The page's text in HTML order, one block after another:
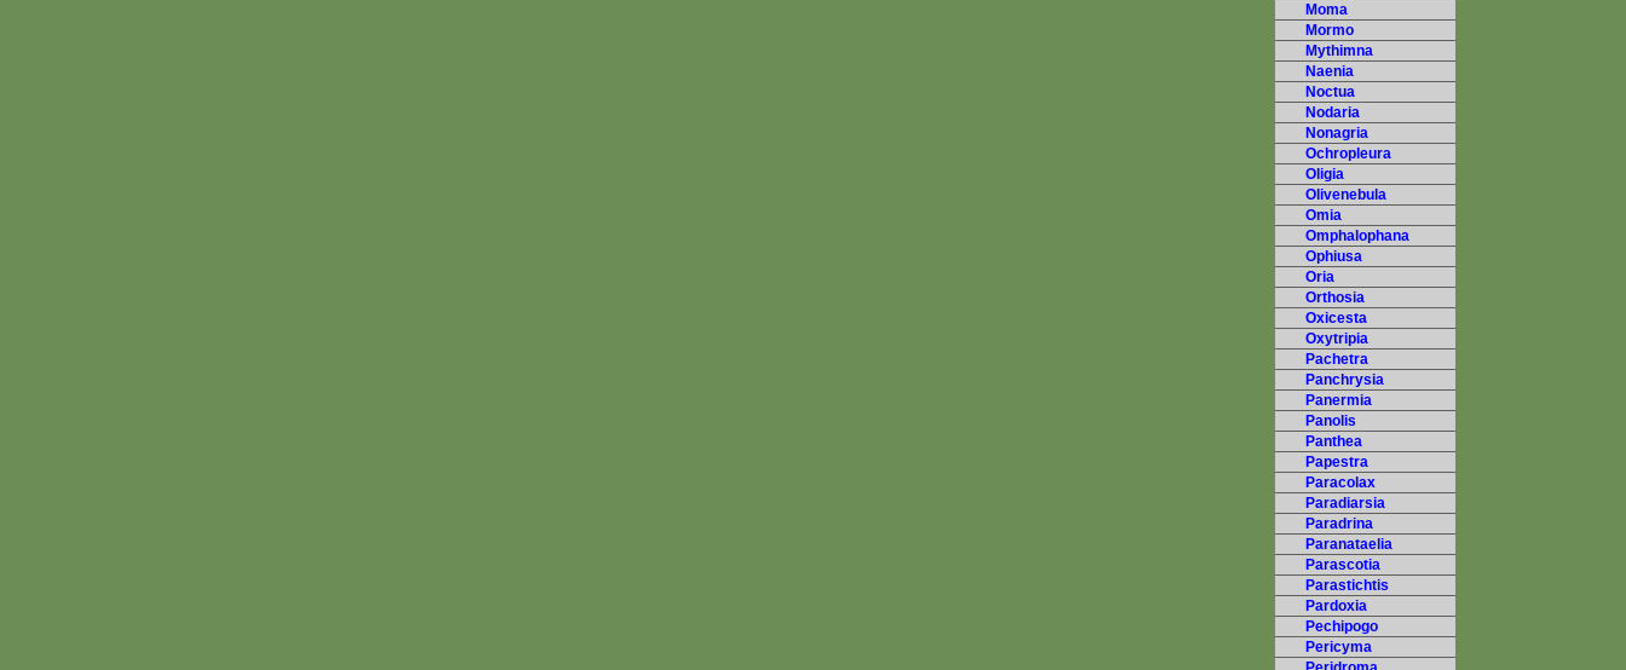
Moma
Mormo
Mythimna
Naenia
Noctua
Nodaria
Nonagria
Ochropleura
Oligia
Olivenebula
Omia
Omphalophana
Ophiusa
Oria
Orthosia
Oxicesta
Oxytripia
Pachetra
Panchrysia
Panermia
Panolis
Panthea
Papestra
Paracolax
Paradiarsia
Paradrina
Paranataelia
Parascotia
Parastichtis
Pardoxia
Pechipogo
Pericyma